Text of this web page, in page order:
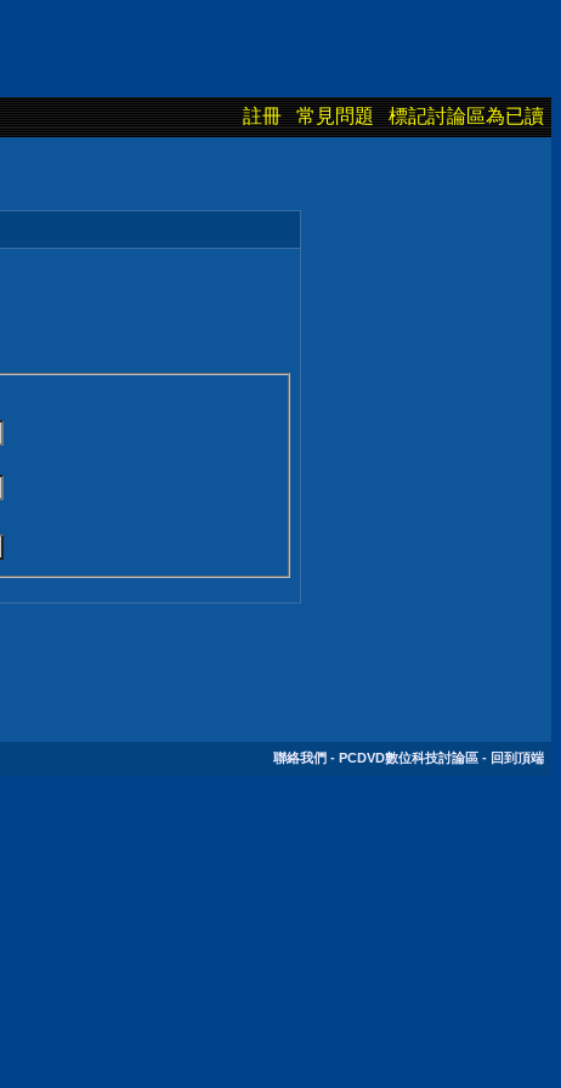
註冊 常見問題 標記討論區為已讀
聯絡我們 - PCDVD數位科技討論區 - 回到頂端